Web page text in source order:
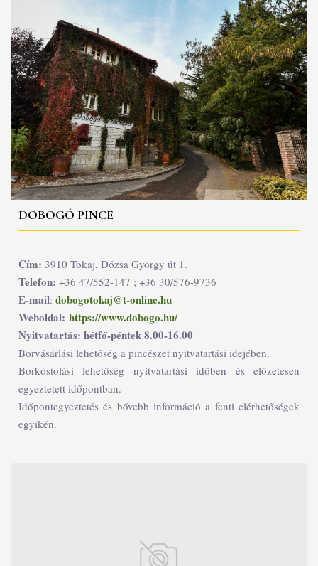
DOBOGÓ PINCE
Cím: 3910 Tokaj, Dózsa György út 1.
Telefon: +36 47/552-147 ; +36 30/576-9736
E-mail: dobogotokaj@t-online.hu
Weboldal: https://www.dobogo.hu/
Nyitvatartás: hétfő-péntek 8.00-16.00
Borvásárlási lehetőség a pincészet nyitvatartási idejében.
Borkóstolási lehetőség nyitvatartási időben és előzetesen
egyeztetett időpontban.
Időpontegyeztetés és bővebb információ a fenti elérhetőségek
egyikén.